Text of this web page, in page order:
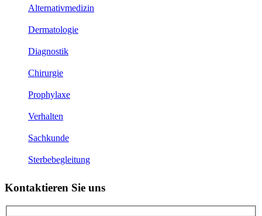
Alternativmedizin
Dermatologie
Diagnostik
Chirurgie
Prophylaxe
Verhalten
Sachkunde
Sterbebegleitung
Kontaktieren Sie uns